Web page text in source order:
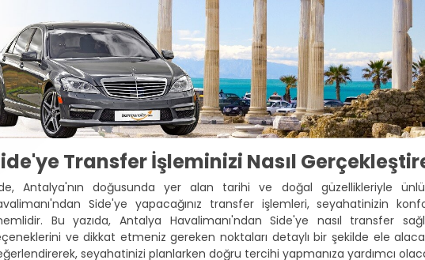
Transfer İşleminizi Nasıl
Antalya'nın doğusunda yer alan tarihi ve doğal güzellikleriyle ünlü
Side'ye yapacağınız transfer işlemleri, seyahatinizin
Bu yazıda, Antalya Havalimanı'ndan Side'ye nasıl transfer
ve dikkat etmeniz gereken noktaları detaylı bir şekilde ele
seyahatinizi planlarken doğru tercihi yapmanıza yardımcı